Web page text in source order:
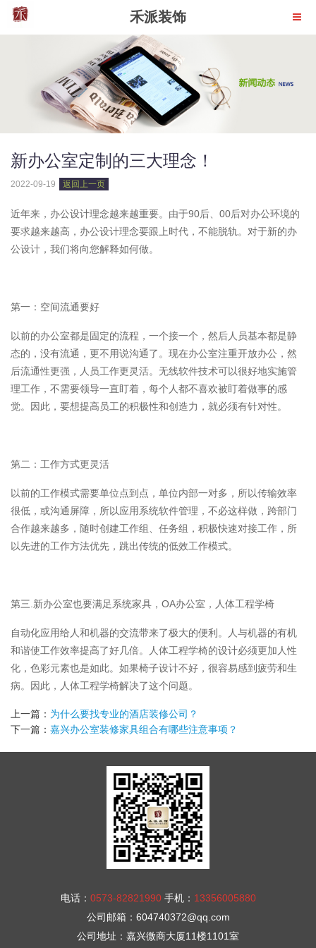
禾派装饰
新办公室定制的三大理念！
2022-09-19 返回上一页
近年来，办公设计理念越来越重要。由于90后、00后对办公环境的
要求越来越高，办公设计理念要跟上时代，不能脱轨。对于新的办
公设计，我们将向您解释如何做。
第一：空间流通要好
以前的办公室都是固定的流程，一个接一个，然后人员基本都是静
态的，没有流通，更不用说沟通了。现在办公室注重开放办公，然
后流通性更强，人员工作更灵活。无线软件技术可以很好地实施管
理工作，不需要领导一直盯着，每个人都不喜欢被盯着做事的感
觉。因此，要想提高员工的积极性和创造力，就必须有针对性。
第二：工作方式更灵活
以前的工作模式需要单位点到点，单位内部一对多，所以传输效率
很低，或沟通屏障，所以应用系统软件管理，不必这样做，跨部门
合作越来越多，随时创建工作组、任务组，积极快速对接工作，所
以先进的工作方法优先，跳出传统的低效工作模式。
第三.新办公室也要满足系统家具，OA办公室，人体工程学椅
自动化应用给人和机器的交流带来了极大的便利。人与机器的有机
和谐使工作效率提高了好几倍。人体工程学椅的设计必须更加人性
化，色彩元素也是如此。如果椅子设计不好，很容易感到疲劳和生
病。因此，人体工程学椅解决了这个问题。
上一篇： 为什么要找专业的酒店装修公司？
下一篇： 嘉兴办公室装修家具组合有哪些注意事项？
电话： 0573-82821990 手机： 13356005880
公司邮箱： 604740372@qq.com
公司地址： 嘉兴微商大厦11楼1101室